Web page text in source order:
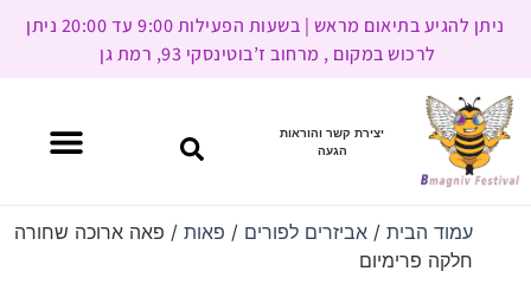
ניתן להגיע בתיאום מראש | בשעות הפעילות 9:00 עד 20:00 ניתן
לרכוש במקום , מרחוב ז’בוטינסקי 93, רמת גן
יצירת קשר והוראות
הגעה
עמוד הבית/ אביזרים לפורים / פאות/ פאה ארוכה שחורה
חלקה פרימיום